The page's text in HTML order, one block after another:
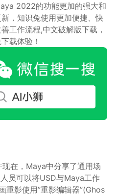
2022的功能更加的强大和
，知识兔使用更加便捷、快
工作流程,中文破解版下载，
载体验！
在，Maya中分享了通用场
员可以将USD与Maya工作
重影使用”重影编辑器”(Ghos